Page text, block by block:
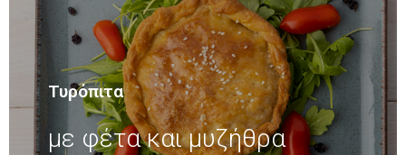
Τυρόπιτα
με φέτα και μυζήθρα